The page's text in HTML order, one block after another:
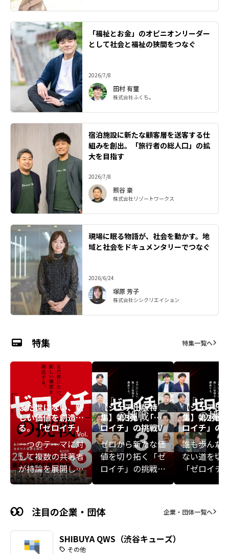
「福祉とお金」のオピニオンリーダー
として社会と福祉の狭間をつなぐ
2026/7/8
田村 有璽
株式会社ふくち。
宿泊施設に新たな顧客層を送客する仕
組みを創出。「旅行者の総人口」の拡
大を目指す
2026/7/8
熊谷 豪
株式会社リゾートワークス
現場に眠る物語が、社会を動かす。地
域と社会をドキュメンタリーでつなぐ
2026/6/24
塚原 芳子
株式会社シシクリエイション
特集 特集一覧へ
まだ世にない、新
しい価値を創造す
る。「ゼロイチ」
の挑戦 Vol.3
一つのテーマに対
して複数の共著者
が持論を展開し、
一冊の書籍を構成
企画「シェアブッ
ク®」。
【シェア出版特
集】第3弾『「ゼ
ロイチ」の挑戦V
ol.3』
ゼロから新たな価
値を切り拓く「ゼ
ロイチ」の挑戦者
AI時代のクリエイ
ティブ経営、老舗
ファッションリユ
【シェア出
集】第2弾
ロイチ」の
ol.3』
誰も歩んだ
ない道を切
「ゼロイチ
——。彼ら
注目の企業・団体 企業・団体一覧へ
SHIBUYA QWS（渋谷キューズ）
その他